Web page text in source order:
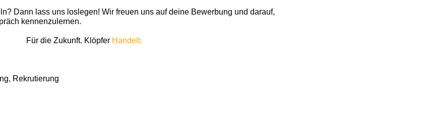
Dann lass uns loslegen! Wir freuen uns auf deine Bewerbung und darauf,
kennenzulernen.
Für die Zukunft. Klöpfer Handelt.
Rekrutierung